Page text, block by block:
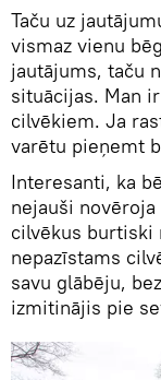
Taču uz
vismaz vienu
jautājums, taču
situācijas. Man
cilvēkiem. Ja
varētu pieņemt
Interesanti, ka
nejauši
cilvēkus burtiski
nepazīstams
savu glābēju,
izmitinājis pie